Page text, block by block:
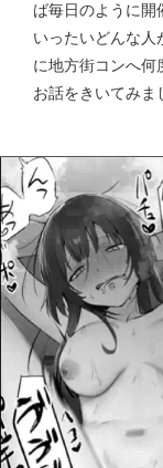
ば毎日のように開
いったいどんな人
に地方街コンへ何
お話をきいてみま